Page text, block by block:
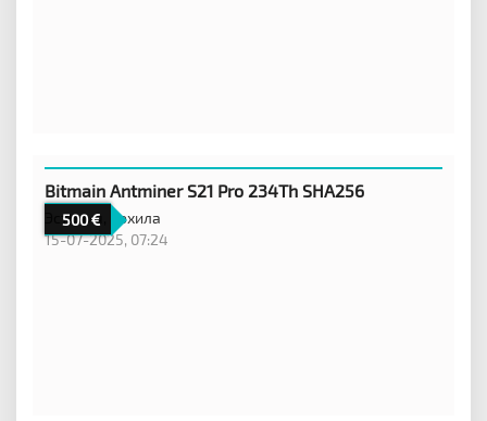
500
Bitmain Antminer S21 Pro 234Th SHA256
Эстония,
Кохила
15-07-2025, 07:24